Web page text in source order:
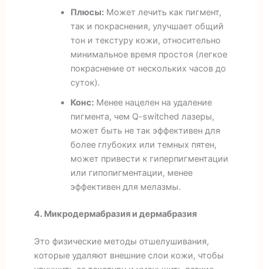
Плюсы:Может лечить как пигмент,
так и покраснения, улучшает общий
тон и текстуру кожи, относительно
минимальное время простоя (легкое
покраснение от нескольких часов до
суток).
Конс:Менее нацелен на удаление
пигмента, чем Q-switched лазеры,
может быть не так эффективен для
более глубоких или темных пятен,
может привести к гиперпигментации
или гипопигментации, менее
эффективен для мелазмы.
4. Микродермабразия и дермабразия
Это физические методы отшелушивания,
которые удаляют внешние слои кожи, чтобы